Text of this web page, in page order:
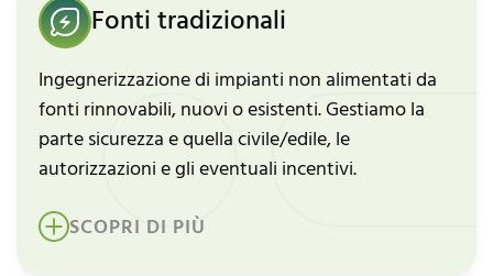
Fonti tradizionali
Ingegnerizzazione di impianti non alimentati da
fonti rinnovabili, nuovi o esistenti. Gestiamo la
parte sicurezza e quella civile/edile, le
autorizzazioni e gli eventuali incentivi.
SCOPRI DI PIÙ